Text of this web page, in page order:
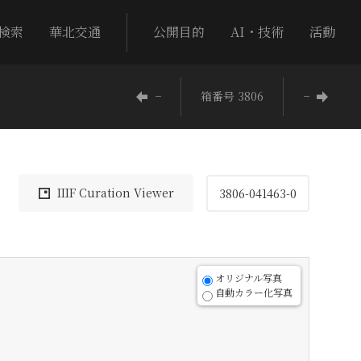
索 華北交通 公開目的 AI・技術 活動
− 箱番号 3806 −
IIIF Curation Viewer 3806-041463-0
オリジナル写真
自動カラー化写真